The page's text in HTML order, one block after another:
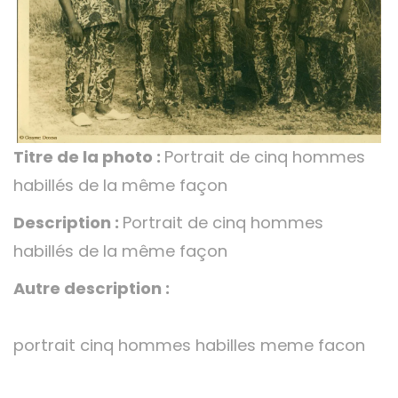
Titre de la photo : Portrait de cinq hommes
habillés de la même façon
Description : Portrait de cinq hommes
habillés de la même façon
Autre description :
portrait cinq hommes habilles meme facon